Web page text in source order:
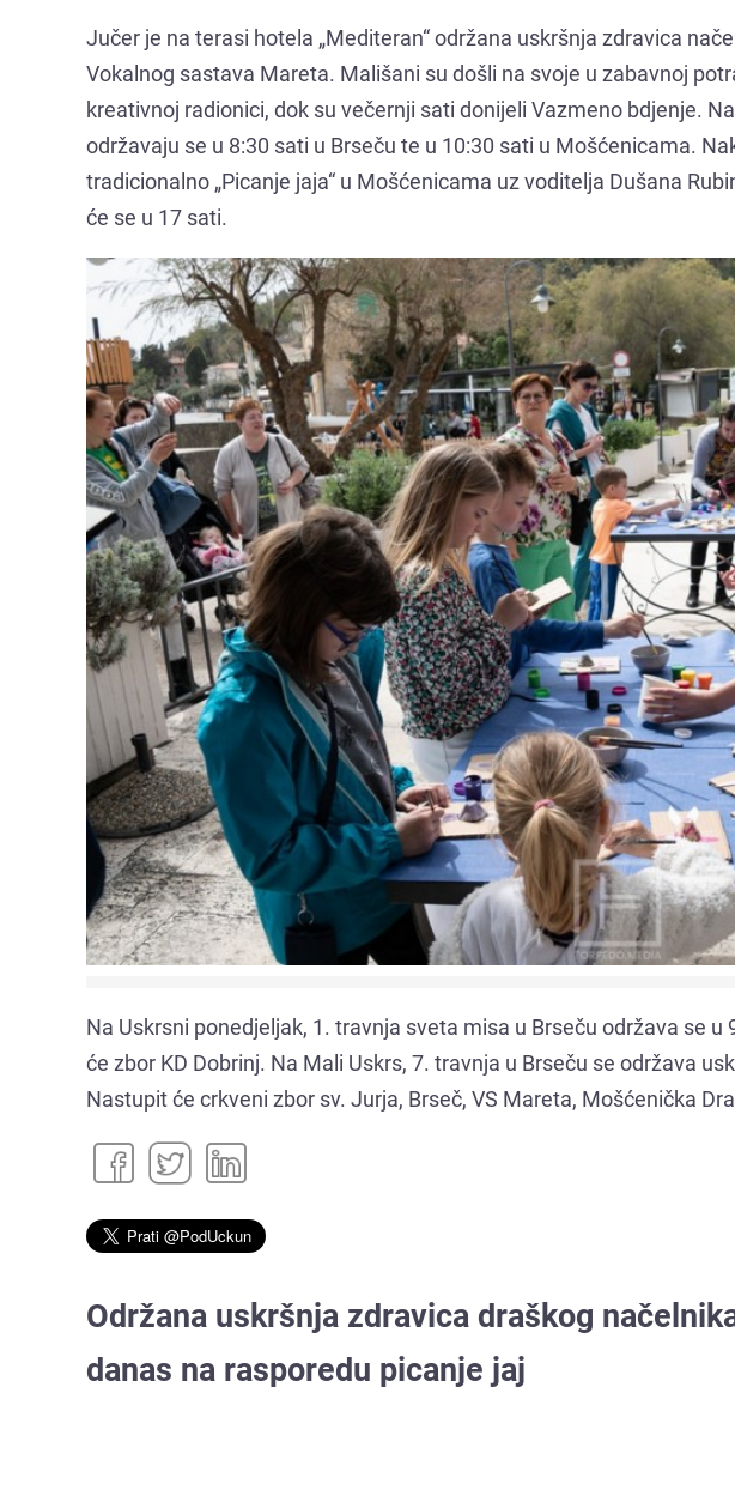
Jučer je na terasi hotela „Mediteran“ održana uskršnja zdravica
Vokalnog sastava Mareta. Mališani su došli na svoje u zabavnoj
kreativnoj radionici, dok su večernji sati donijeli Vazmeno bdjenje.
održavaju se u 8:30 sati u Brseču te u 10:30 sati u Mošćenicama.
tradicionalno „Picanje jaja“ u Mošćenicama uz voditelja Dušana
će se u 17 sati.
Na Uskrsni ponedjeljak, 1. travnja sveta misa u Brseču održava se
će zbor KD Dobrinj. Na Mali Uskrs, 7. travnja u Brseču se održava
Nastupit će crkveni zbor sv. Jurja, Brseč, VS Mareta, Mošćenička
Održana uskršnja zdravica draškog
danas na rasporedu picanje jaj